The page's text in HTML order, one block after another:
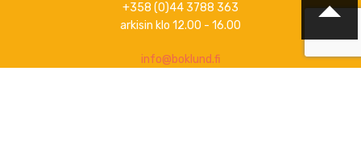
+358 (0)44 3788 363
arkisin klo 12.00 - 16.00
info@boklund.fi